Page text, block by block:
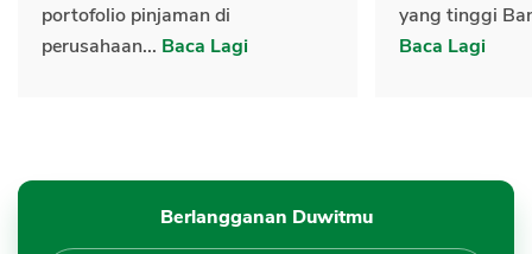
portofolio pinjaman di
perusahaan... Baca Lagi
yang tinggi
Baca Lagi
Berlangganan Duwitmu